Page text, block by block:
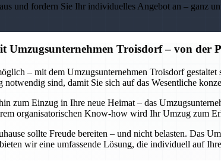
und fordern Sie Ihr individuelles Angebot an – ganz
Umzugsunternehmen Troisdorf – von der
– mit dem Umzugsunternehmen Troisdorf
notwendig sind, damit Sie sich auf das Wesentliche
zum Einzug in Ihre neue Heimat – das
organisatorischen Know-how wird Ihr Umzug zum
sollte Freude bereiten – und nicht belasten. Das
wir eine umfassende Lösung, die individuell auf